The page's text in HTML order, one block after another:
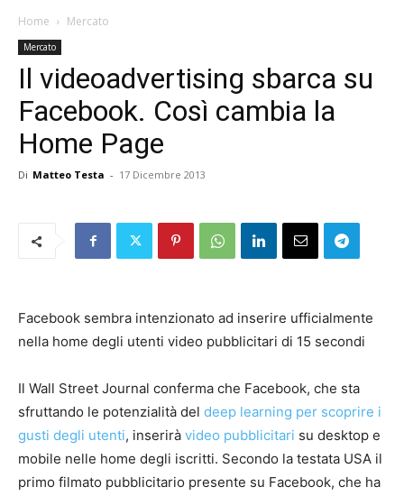
Home Mercato
Mercato
Il videoadvertising sbarca su
Facebook. Così cambia la
Home Page
Di Matteo Testa - 17 Dicembre 2013
Facebook sembra intenzionato ad inserire ufficialmente
nella home degli utenti video pubblicitari di 15 secondi
Il Wall Street Journal conferma che Facebook, che sta
sfruttando le potenzialità del deep learning per scoprire i
gusti degli utenti, inserirà video pubblicitari su desktop e
mobile nelle home degli iscritti. Secondo la testata USA il
primo filmato pubblicitario presente su Facebook, che ha